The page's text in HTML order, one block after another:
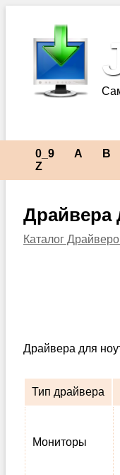
0_9 A B
Z
Драйвера
Каталог
Драйвера для
Тип драйвера
Мониторы